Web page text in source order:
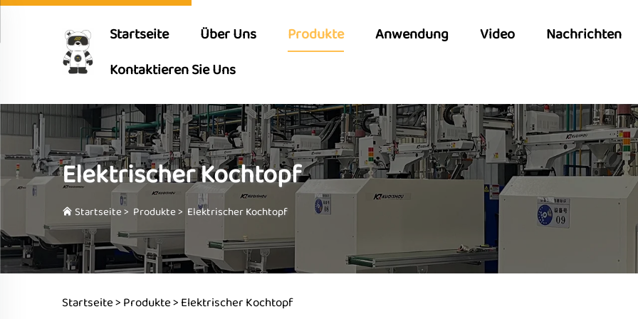
Startseite Über Uns Produkte Anwendung Video
Nachrichten
Kontaktieren Sie Uns
Elektrischer Kochtopf
Startseite> Produkte> Elektrischer Kochtopf
Startseite >Produkte>Elektrischer Kochtopf